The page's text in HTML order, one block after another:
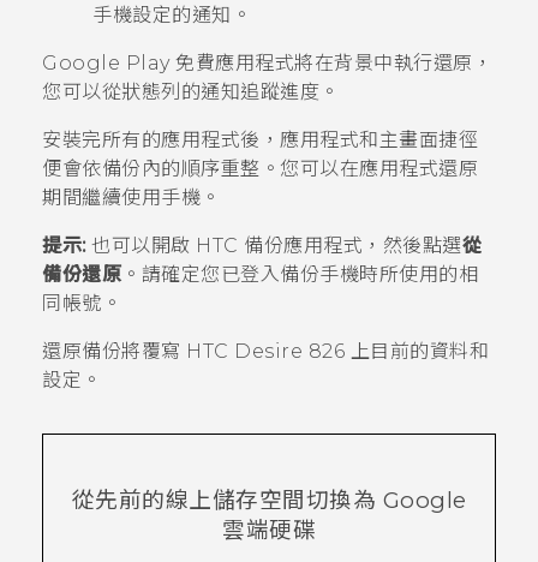
手機設定的通知。
Google Play免費應用程式將在背景中執行還原，
您可以從狀態列的通知追蹤進度。
安裝完所有的應用程式後， 應用程式和主畫面捷徑
便會依備份內的順序重整。您可以在應用程式還原
期間繼續使用手機。
提示:也可以開啟 HTC 備份應用程式，然後點選從
備份還原 。請確定您已登入備份手機時所使用的相
同帳號。
還原備份將覆寫 HTC Desire 826 上目前的資料和
設定。
從先前的線上儲存空間切換為 Google
雲端硬碟